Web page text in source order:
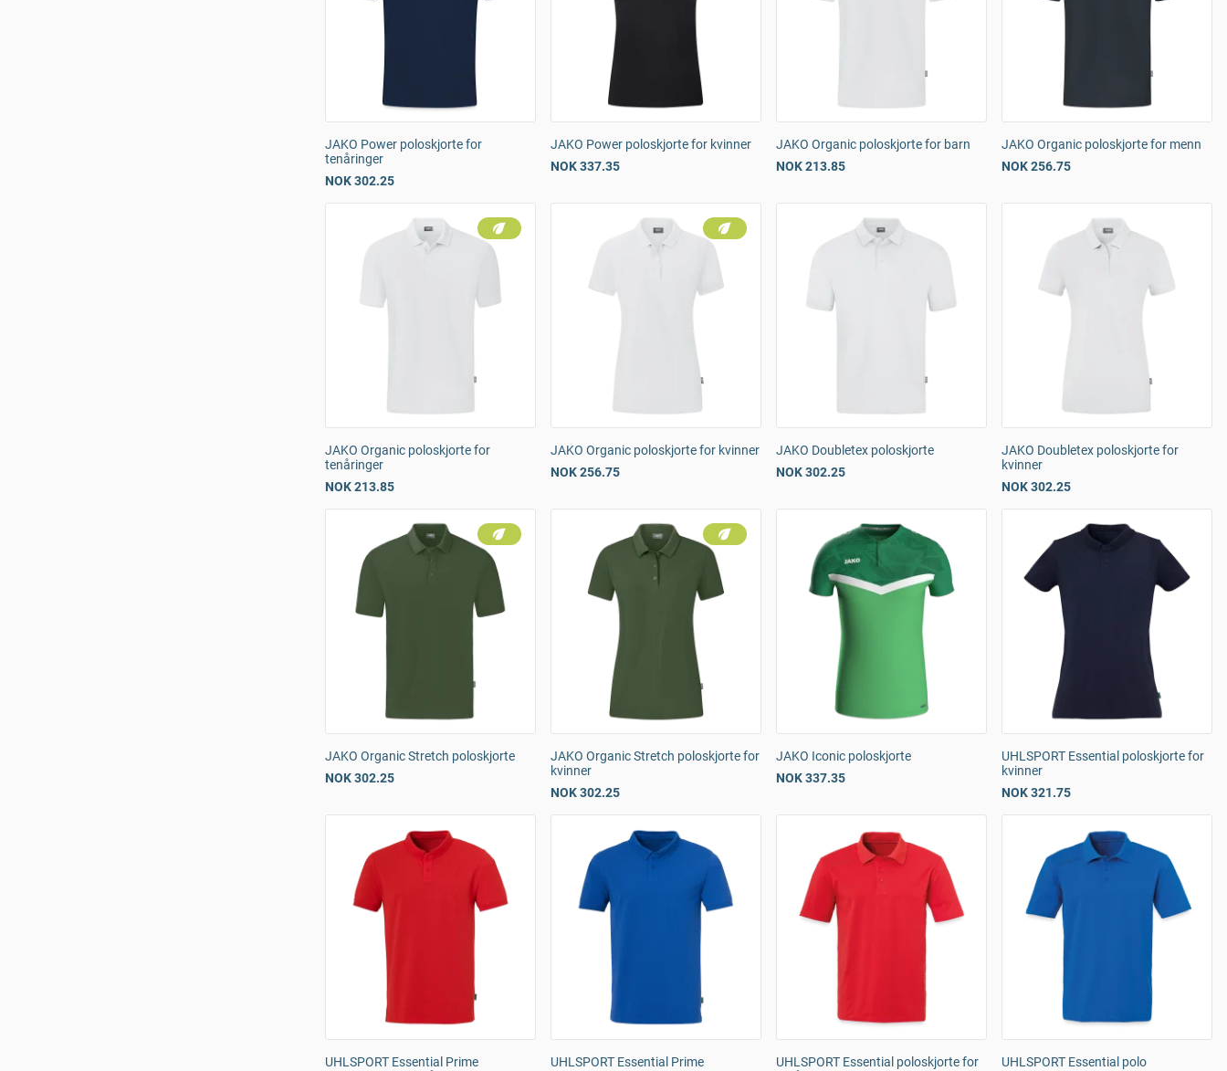
JAKO Power poloskjorte for
tenåringer
NOK 302.25
JAKO Power poloskjorte for kvinner
NOK 337.35
JAKO Organic poloskjorte for barn
NOK 213.85
JAKO Organic poloskjorte for menn
NOK 256.75
JAKO Organic poloskjorte for
tenåringer
NOK 213.85
JAKO Organic poloskjorte for kvinner
NOK 256.75
JAKO Doubletex poloskjorte
NOK 302.25
JAKO Doubletex poloskjorte for
kvinner
NOK 302.25
JAKO Organic Stretch poloskjorte
NOK 302.25
JAKO Organic Stretch poloskjorte for
kvinner
NOK 302.25
JAKO Iconic poloskjorte
NOK 337.35
UHLSPORT Essential poloskjorte for
kvinner
NOK 321.75
UHLSPORT Essential Prime
UHLSPORT Essential Prime
UHLSPORT Essential poloskjorte for
UHLSPORT Essential polo